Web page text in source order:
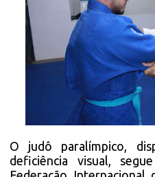
O judô paralímpico,
deficiência visual,